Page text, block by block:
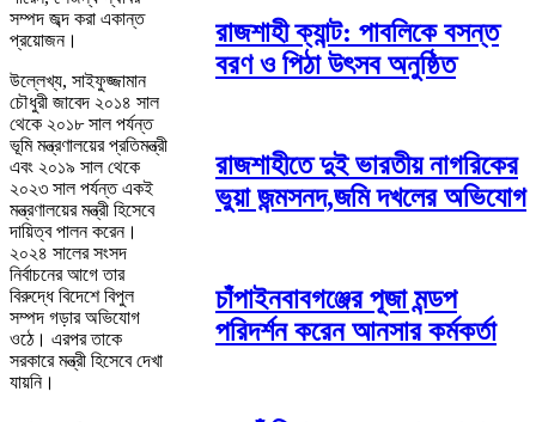
সম্পদ জব্দ করা একান্ত
প্রয়োজন।
‎‎‎উল্লেখ্য, সাইফুজ্জামান
চৌধুরী জাবেদ ২০১৪ সাল
থেকে ২০১৮ সাল পর্যন্ত
ভূমি মন্ত্রণালয়ের প্রতিমন্ত্রী
এবং ২০১৯ সাল থেকে
২০২৩ সাল পর্যন্ত একই
মন্ত্রণালয়ের মন্ত্রী হিসেবে
দায়িত্ব পালন করেন।
২০২৪ সালের সংসদ
নির্বাচনের আগে তার
বিরুদ্ধে বিদেশে বিপুল
সম্পদ গড়ার অভিযোগ
ওঠে। এরপর তাকে
সরকারে মন্ত্রী হিসেবে দেখা
যায়নি।
রাজশাহী ক্যান্ট: পাবলিকে বসন্ত
বরণ ও পিঠা উৎসব অনুষ্ঠিত
রাজশাহীতে দুই ভারতীয় নাগরিকের
ভুয়া জন্মসনদ,জমি দখলের অভিযোগ
চাঁপাইনবাবগঞ্জের পূজা মন্ডপ
পরিদর্শন করেন আনসার কর্মকর্তা